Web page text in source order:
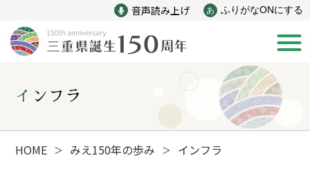
音声読み上げ あ ふりがなONにする
新着情報
みえ150年の歩み
インフラ
HOME ＞ みえ150年の歩み ＞ インフラ